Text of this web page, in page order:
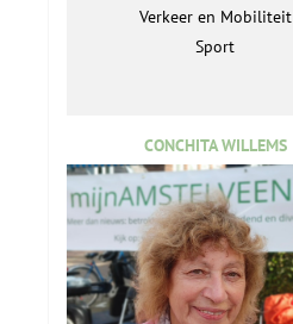
Verkeer en Mobiliteit
Sport
CONCHITA WILLEMS